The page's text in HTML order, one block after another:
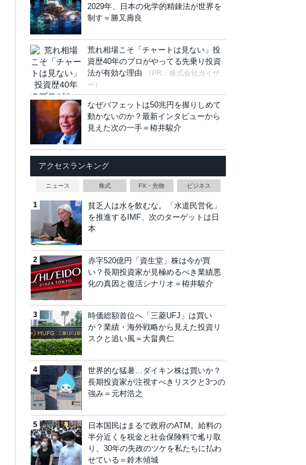
2029年、日本の化学的精錬法が世界を
制す＝勝又壽良
荒れ相場こそ「チャートは見ない」投
資歴40年のプロがやってる先乗り投資
法が有効な理由
（PR：株式会社カイザ
ー）
なぜバフェットは50兆円を握りしめて
動かないのか？最新インタビューから
見えた次の一手＝栫井駿介
アクセスランキング
ニュース 株式 FX・先物 ビジネス
貧乏人は水を飲むな。「水道民営化」
を推進するIMF、次のターゲットは日
本
赤字520億円「資生堂」株は今が買
い？長期投資家が見極めるべき業績悪
化の真因と復活シナリオ＝栫井駿介
時価総額首位へ「三菱UFJ」は買い
か？業績・海外戦略から見えた投資リ
スクと追い風＝大畠典仁
世界的な猛暑…ダイキン株は買いか？
長期投資家が注視すべきリスクと3つの
強み＝元村浩之
日本国民はまるで政府のATM。給料の
半分近くを税金と社会保険料で毟り取
り、30年の失政のツケを私たちに払わ
せている＝鈴木傾城